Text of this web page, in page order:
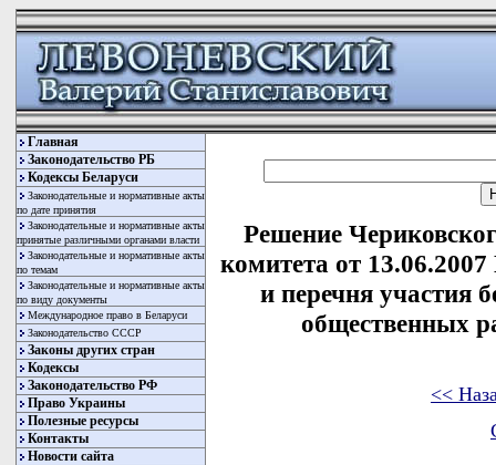
Главная
Законодательство РБ
Кодексы Беларуси
Законодательные и нормативные акты
по дате принятия
Законодательные и нормативные акты
принятые различными органами власти
Законодательные и нормативные акты
по темам
Законодательные и нормативные акты
по виду документы
Международное право в Беларуси
Законодательство СССР
Законы других стран
Кодексы
Законодательство РФ
Право Украины
Полезные ресурсы
Контакты
Новости сайта
Решение
комитета от
и перечня участия
общественных
<<